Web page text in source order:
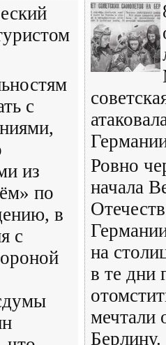
с
из
по
в
с
Ровно
начала
на
в те дни
мечтали